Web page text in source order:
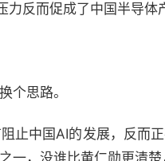
反而促成了中国半导体
个思路。
止中国AI的发展，反而